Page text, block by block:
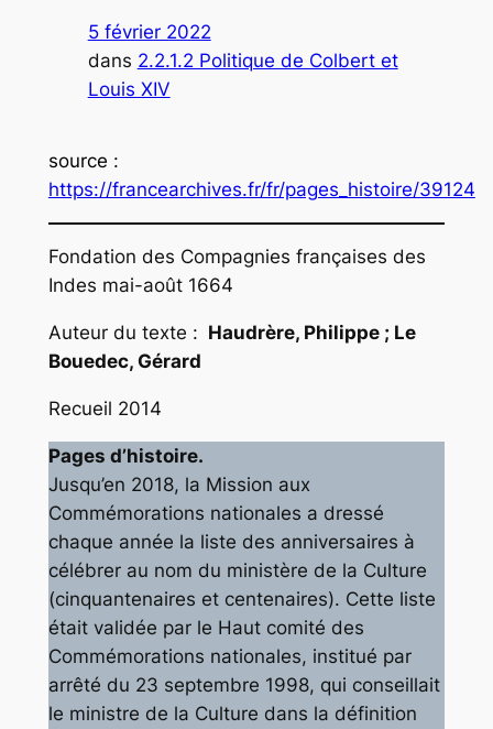
5 février 2022
dans 2.2.1.2 Politique de Colbert et
Louis XIV
source :
https://francearchives.fr/fr/pages_histoire/39124
Fondation des Compagnies françaises des
Indes mai-août 1664
Auteur du texte : Haudrère, Philippe ; Le
Bouedec, Gérard
Recueil 2014
Pages d’histoire.
Jusqu’en 2018, la Mission aux
Commémorations nationales a dressé
chaque année la liste des anniversaires à
célébrer au nom du ministère de la Culture
(cinquantenaires et centenaires). Cette liste
était validée par le Haut comité des
Commémorations nationales, institué par
arrêté du 23 septembre 1998, qui conseillait
le ministre de la Culture dans la définition